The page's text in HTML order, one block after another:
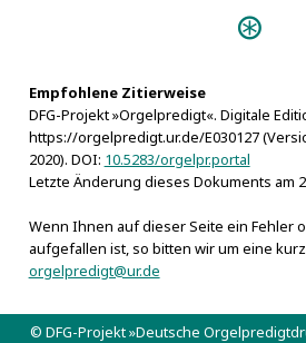
(Ansbach 1709)
Personen:
Caspari, Karl Heinrich
Empfohlene Zitierweise
DFG-Projekt »Orgelpredigt«. Digitale
https://orgelpredigt.ur.de/E030127
2020). DOI: 10.5283/orgelpr.portal
Letzte Änderung dieses Dokuments am
Wenn Ihnen auf dieser Seite ein Fehler
aufgefallen ist, so bitten wir um eine
orgelpredigt@ur.de
© DFG-Projekt »Deutsche